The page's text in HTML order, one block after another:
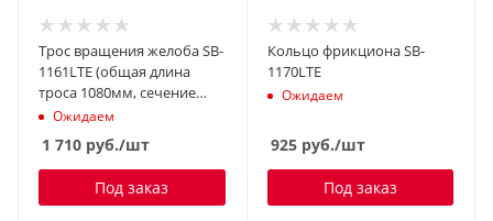
Трос вращения желоба SB-
1161LTE (общая длина
троса 1080мм, сечение
троса квадрат 7мм, длина
оплетки 1040мм
соединениерезьбовое
гайка - гайка)
Ожидаем
1 710 руб./шт
Под заказ
Кольцо фрикциона SB-
1170LTE
Ожидаем
925руб./шт
Под заказ